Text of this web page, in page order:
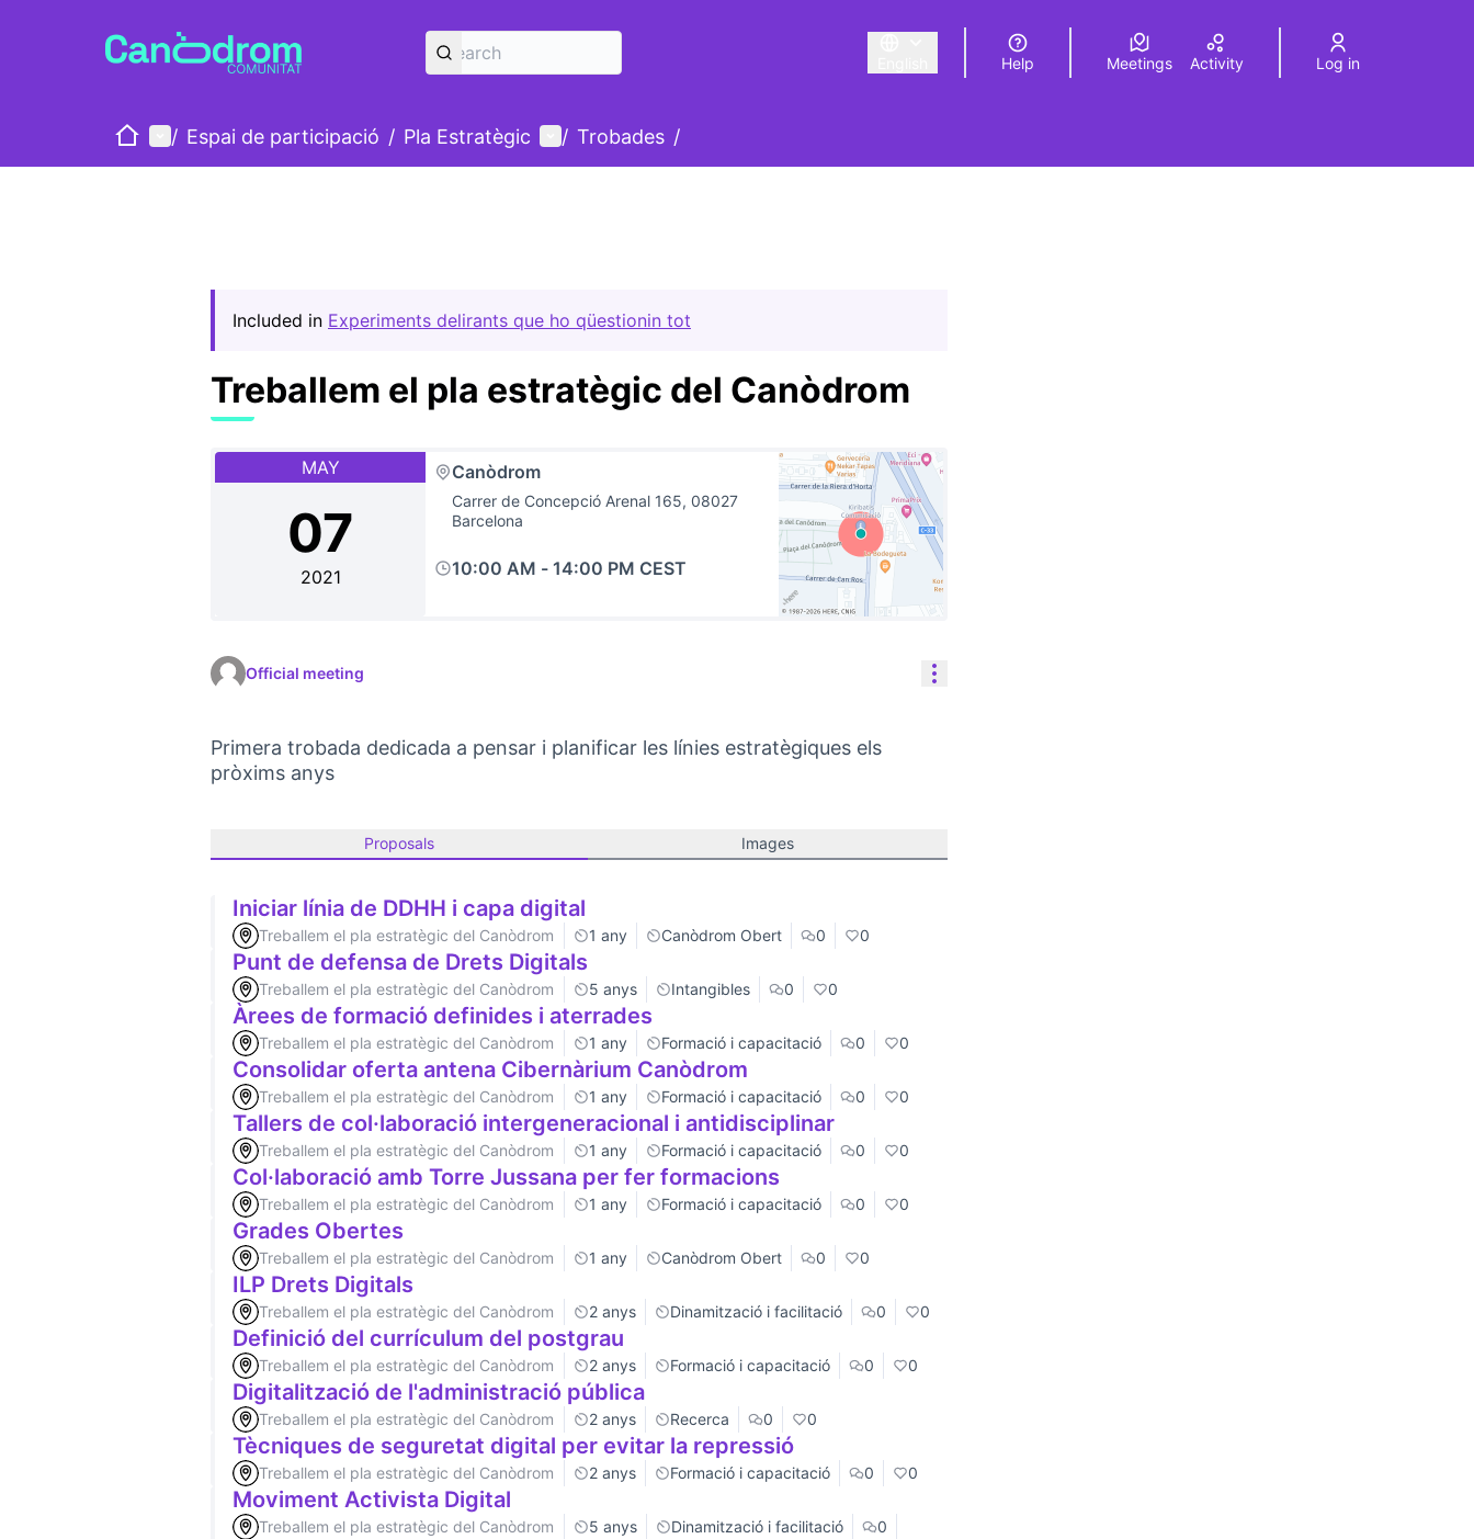
Triar la llengua Elegir el idiomaChoose language
Help Meetings Activity Log in
HomeMain menu
/ Espai de participació / Pla Estratègic User menu
/ Trobades /
Included in Experiments delirants que ho qüestionin tot
Treballem el pla estratègic del Canòdrom
MAY
07
2021
Canòdrom
Carrer de Concepció Arenal 165, 08027
Barcelona
10:00 AM - 14:00 PM CEST
Official meeting Resource controls
Primera trobada dedicada a pensar i planificar les línies estratègiques els
pròxims anys
Proposals Images
Iniciar línia de DDHH i capa digital
Treballem el pla estratègic del Canòdrom 1 any Canòdrom Obert 0 0
Punt de defensa de Drets Digitals
Treballem el pla estratègic del Canòdrom 5 anys Intangibles 0 0
Àrees de formació definides i aterrades
Treballem el pla estratègic del Canòdrom 1 any Formació i capacitació 0 0
Consolidar oferta antena Cibernàrium Canòdrom
Treballem el pla estratègic del Canòdrom 1 any Formació i capacitació 0 0
Tallers de col·laboració intergeneracional i antidisciplinar
Treballem el pla estratègic del Canòdrom 1 any Formació i capacitació 0 0
Col·laboració amb Torre Jussana per fer formacions
Treballem el pla estratègic del Canòdrom 1 any Formació i capacitació 0 0
Grades Obertes
Treballem el pla estratègic del Canòdrom 1 any Canòdrom Obert 0 0
ILP Drets Digitals
Treballem el pla estratègic del Canòdrom 2 anys Dinamització i facilitació 0 0
Definició del currículum del postgrau
Treballem el pla estratègic del Canòdrom 2 anys Formació i capacitació 0 0
Digitalització de l'administració pública
Treballem el pla estratègic del Canòdrom 2 anys Recerca 0 0
Tècniques de seguretat digital per evitar la repressió
Treballem el pla estratègic del Canòdrom 2 anys Formació i capacitació 0 0
Moviment Activista Digital
Treballem el pla estratègic del Canòdrom 5 anys Dinamització i facilitació
0